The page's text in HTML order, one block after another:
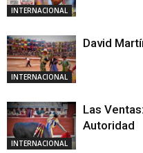
INTERNACIONAL
INTERNACIONAL
David
INTERNACIONAL
Las
Autoridad